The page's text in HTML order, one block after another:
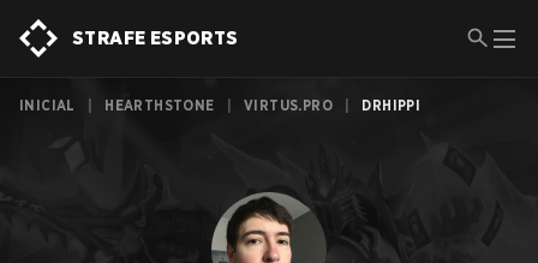
STRAFE ESPORTS
INICIAL HEARTHSTONE VIRTUS.PRO DRHIPPI